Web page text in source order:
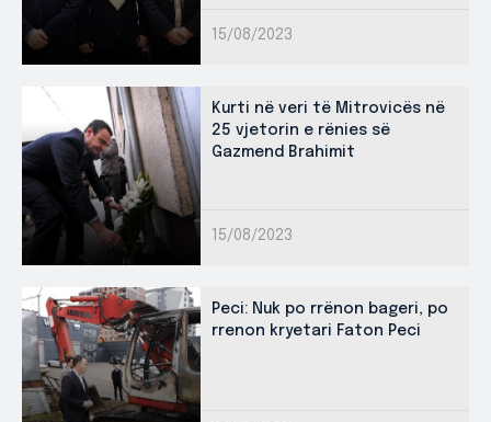
15/08/2023
Kurti në veri të Mitrovicës në
25 vjetorin e rënies së
Gazmend Brahimit
15/08/2023
Peci: Nuk po rrënon bageri, po
rrenon kryetari Faton Peci